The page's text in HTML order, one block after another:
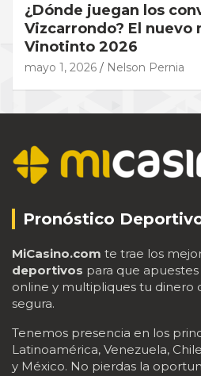
¿Dónde juegan los
Vizcarrondo? El nuevo
Vinotinto 2026
mayo 1, 2026 Nelson Pernia
Pronóstico
MiCasino.com te trae los
deportivos para que
online y multipliques tu dinero
segura.
Tenemos presencia en los
Latinoamérica, Venezuela,
y México. No pierdas la